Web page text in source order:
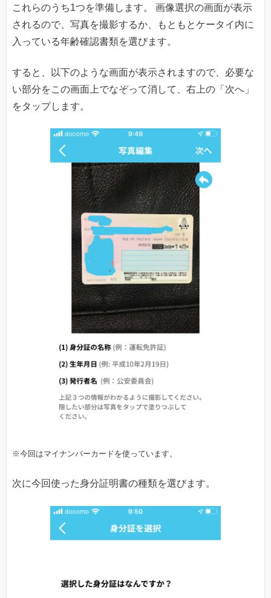
これらのうち1つを準備します。 画像選択の画面が表示
されるので、写真を撮影するか、もともとケータイ内に
入っている年齢確認書類を選びます。
すると、以下のような画面が表示されますので、必要な
い部分をこの画面上でなぞって消して、右上の「次へ」
をタップします。
※今回はマイナンバーカードを使っています。
次に今回使った身分証明書の種類を選びます。